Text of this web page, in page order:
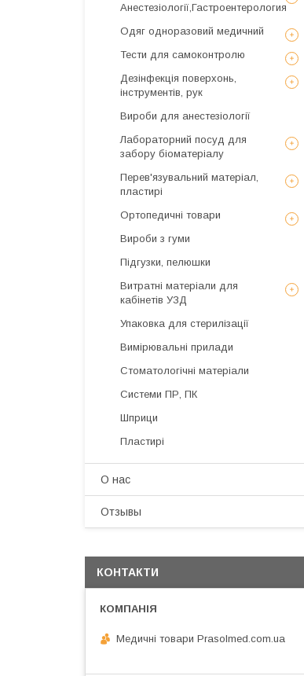
Анестезіології,Гастроентерология
Одяг одноразовий медичний
Тести для самоконтролю
Дезінфекція поверхонь,
інструментів, рук
Вироби для анестезіології
Лабораторний посуд для
забору біоматеріалу
Перев'язувальний матеріал,
пластирі
Ортопедичні товари
Вироби з гуми
Підгузки, пелюшки
Витратні матеріали для
кабінетів УЗД
Упаковка для стерилізації
Вимірювальні прилади
Стоматологічні матеріали
Системи ПР, ПК
Шприци
Пластирі
О нас
Отзывы
КОНТАКТИ
Медичні товари Prasolmed.com.ua